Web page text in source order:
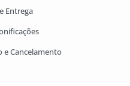
Entrega
e Cancelamento